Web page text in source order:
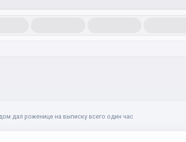
дал роженице на выписку всего один час